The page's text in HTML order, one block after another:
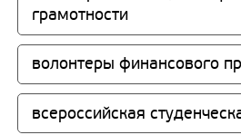
грамотности
волонтеры финансового
всероссийская